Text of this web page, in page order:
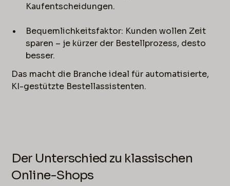
Kaufentscheidungen.
Bequemlichkeitsfaktor: Kunden wollen Zeit
sparen – je kürzer der Bestellprozess, desto
besser.
Das macht die Branche ideal für automatisierte,
KI-gestützte Bestellassistenten.
Der Unterschied zu klassischen
Online-Shops